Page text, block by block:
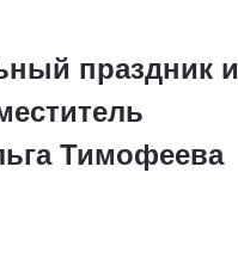
праздник и
Тимофеева